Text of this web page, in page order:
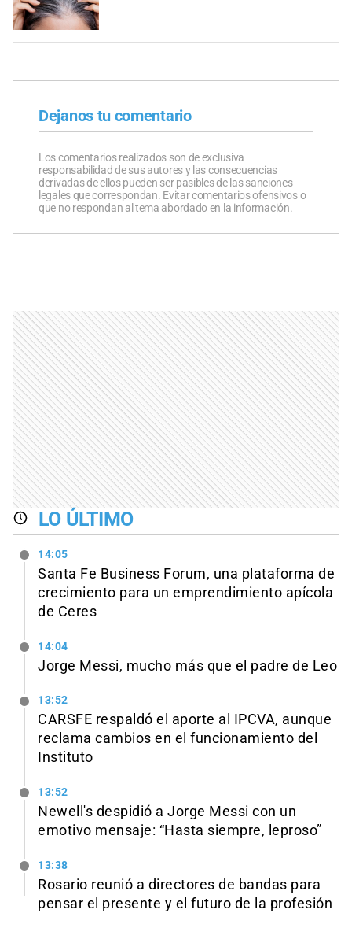
Dejanos tu comentario
Los comentarios realizados son de exclusiva
responsabilidad de sus autores y las consecuencias
derivadas de ellos pueden ser pasibles de las sanciones
legales que correspondan. Evitar comentarios ofensivos o
que no respondan al tema abordado en la información.
LO ÚLTIMO
14:05
Santa Fe Business Forum, una plataforma de
crecimiento para un emprendimiento apícola
de Ceres
14:04
Jorge Messi, mucho más que el padre de Leo
13:52
CARSFE respaldó el aporte al IPCVA, aunque
reclama cambios en el funcionamiento del
Instituto
13:52
Newell's despidió a Jorge Messi con un
emotivo mensaje: “Hasta siempre, leproso”
13:38
Rosario reunió a directores de bandas para
pensar el presente y el futuro de la profesión